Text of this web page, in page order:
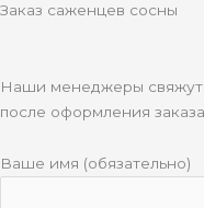
Заказ саженцев сосны
Наши менеджеры
после оформления
Ваше имя (обязательно)